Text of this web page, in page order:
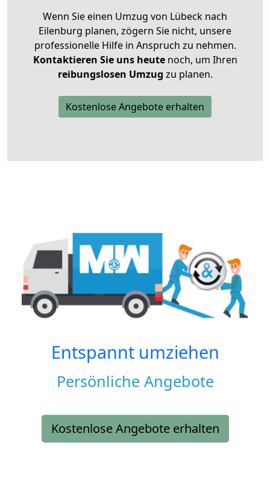
Wenn Sie einen Umzug von Lübeck nach
Eilenburg planen, zögern Sie nicht, unsere
professionelle Hilfe in Anspruch zu nehmen.
Kontaktieren Sie uns heutenoch, um Ihren
reibungslosen Umzug zu planen.
Kostenlose Angebote erhalten
Entspannt umziehen
Persönliche Angebote
Kostenlose Angebote erhalten